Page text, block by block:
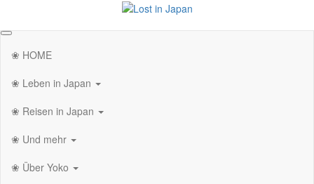
springen
❀ HOME
❀ Leben in Japan
❀ Reisen in Japan
❀ Und mehr
❀ Über Yoko